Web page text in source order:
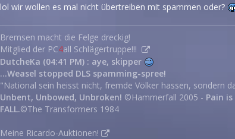
lol wir wollen es mal nicht übertreiben mit spammen oder?
Bremsen macht die Felge dreckig!
Mitglied der PC4all Schlägertruppe!!!
DutcheKa (04:41 PM) : aye, skipper
...Weasel stopped DLS spamming-spree!
"National sein heisst nicht, fremde Völker hassen, sondern
Unbent, Unbowed, Unbroken! ©Hammerfall 2005 - Pain
FALL.©The Transformers 1984
Meine Ricardo-Auktionen!